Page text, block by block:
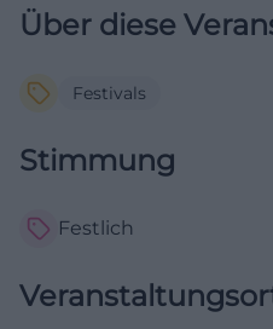
Über diese
Festivals
Stimmung
Festlich